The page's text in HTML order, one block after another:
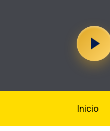
Inicio